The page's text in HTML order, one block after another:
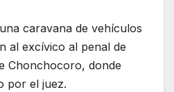
caravana de vehículos
al excívico al penal de
Chonchocoro, donde
por el juez.